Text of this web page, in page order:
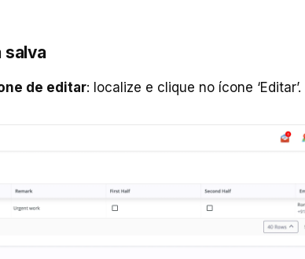
salva
de editar: localize e clique no ícone ‘Editar’.